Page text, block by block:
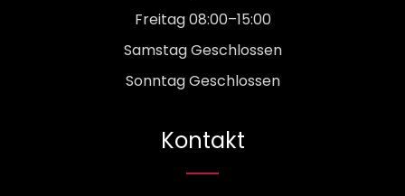
Freitag 08:00–15:00
Samstag Geschlossen
Sonntag Geschlossen
Kontakt